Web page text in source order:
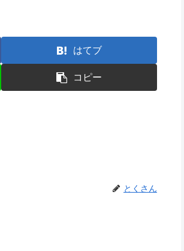
はてブ
コピー
とくさん